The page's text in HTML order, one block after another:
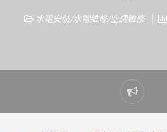
水電安裝/水電維修/空調維修
Report